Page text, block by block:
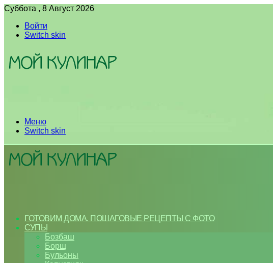
Суббота , 8 Август 2026
Войти
Switch skin
Меню
Switch skin
ГОТОВИМ ДОМА. ПОШАГОВЫЕ РЕЦЕПТЫ С ФОТО
СУПЫ
Бозбаш
Борщ
Бульоны